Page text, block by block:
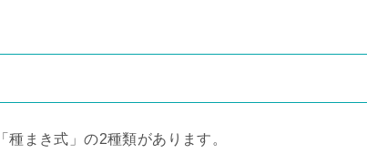
まき式」の2種類があります。